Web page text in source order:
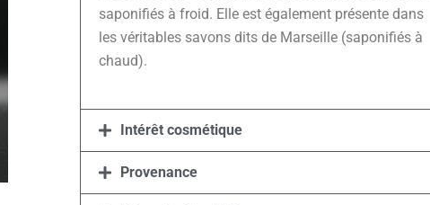
saponifiés à froid. Elle est également présente dans
les véritables savons dits de Marseille (saponifiés à
chaud).
Intérêt cosmétique
Provenance